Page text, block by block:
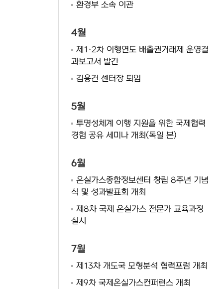
환경부 소속 이관
4월
제1·2차 이행연도 배출권거래제 운영결
과보고서 발간
김용건 센터장 퇴임
5월
투명성체계 이행 지원을 위한 국제협력
경험 공유 세미나 개최(독일 본)
6월
온실가스종합정보센터 창립 8주년 기념
식 및 성과발표회 개최
제8차 국제 온실가스 전문가 교육과정
실시
7월
제13차 개도국 모형분석 협력포럼 개최
제9차 국제온실가스컨퍼런스 개최